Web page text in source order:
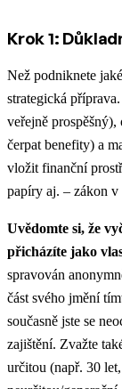
Krok 1:
Než podniknete
strategická
veřejně
čerpat benefity) a
vložit finanční
papíry aj. – zákon v
Uvědomte si, že
přicházíte jako
spravován
část svého jmění
současně jste se
zajištění. Zvažte
určitou (např. 30